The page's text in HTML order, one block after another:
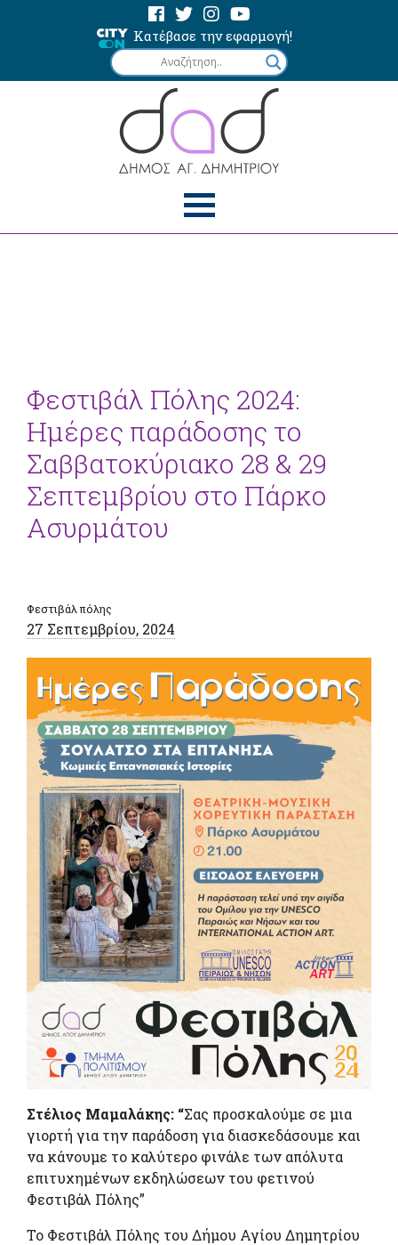
Κατέβασε την εφαρμογή!
Φεστιβάλ Πόλης 2024:
Ημέρες παράδοσης το
Σαββατοκύριακο 28 & 29
Σεπτεμβρίου στο Πάρκο
Ασυρμάτου
Φεστιβάλ πόλης
27 Σεπτεμβρίου, 2024
Στέλιος Μαμαλάκης: “Σας προσκαλούμε σε μια
γιορτή για την παράδοση για διασκεδάσουμε και
να κάνουμε το καλύτερο φινάλε των απόλυτα
επιτυχημένων εκδηλώσεων του φετινού
Φεστιβάλ Πόλης”
Το Φεστιβάλ Πόλης του Δήμου Αγίου Δημητρίου